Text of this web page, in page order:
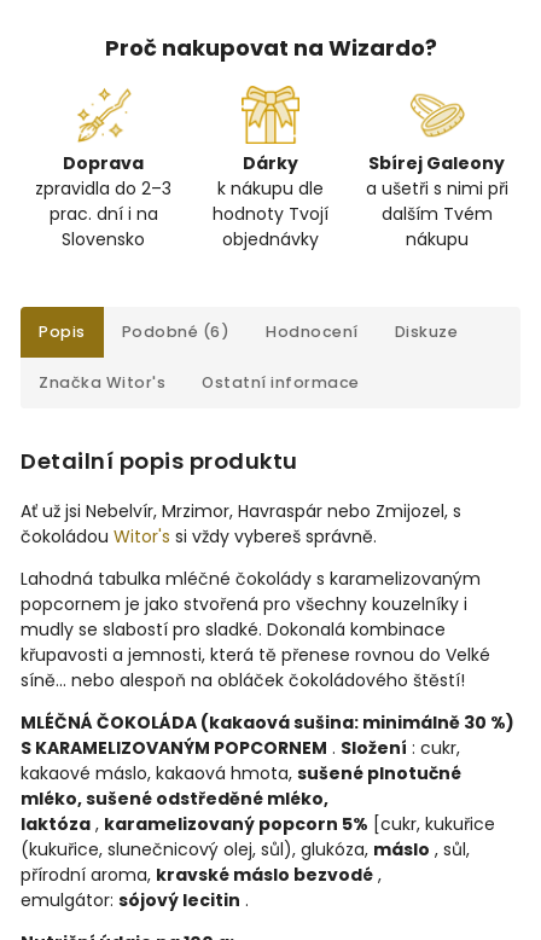
Proč nakupovat na Wizardo?
Doprava
zpravidla do 2–3
prac. dní i na
Slovensko
Dárky
k nákupu dle
hodnoty Tvojí
objednávky
Sbírej Galeony
a ušetři s nimi při
dalším Tvém
nákupu
Popis Podobné (6) Hodnocení Diskuze
Značka Witor's Ostatní informace
Detailní popis produktu
Ať už jsi Nebelvír, Mrzimor, Havraspár nebo Zmijozel, s
čokoládou Witor's si vždy vybereš správně.
Lahodná tabulka mléčné čokolády s karamelizovaným
popcornem je jako stvořená pro všechny kouzelníky i
mudly se slabostí pro sladké. Dokonalá kombinace
křupavosti a jemnosti, která tě přenese rovnou do Velké
síně... nebo alespoň na obláček čokoládového štěstí!
MLÉČNÁ ČOKOLÁDA (kakaová sušina: minimálně 30 %)
S KARAMELIZOVANÝM POPCORNEM . Složení : cukr,
kakaové máslo, kakaová hmota, sušené plnotučné
mléko, sušené odstředěné mléko,
laktóza , karamelizovaný popcorn 5% [cukr, kukuřice
(kukuřice, slunečnicový olej, sůl), glukóza, máslo , sůl,
přírodní aroma, kravské máslo bezvodé ,
emulgátor: sójový lecitin .